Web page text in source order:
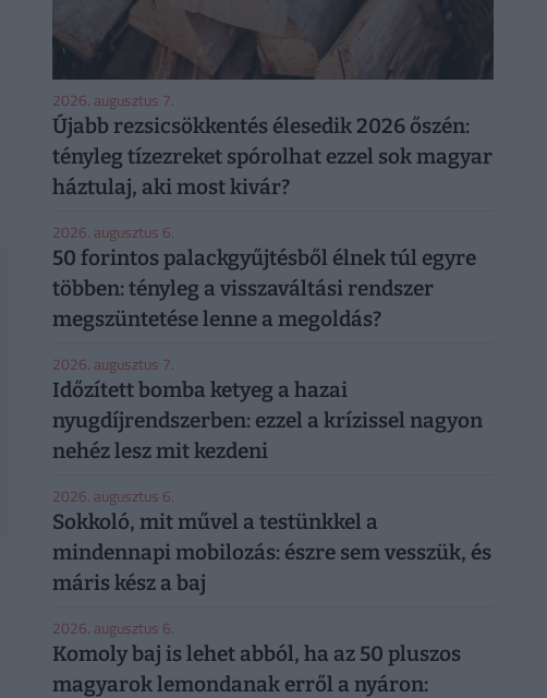
2026. augusztus 7.
Újabb rezsicsökkentés élesedik 2026 őszén:
tényleg tízezreket spórolhat ezzel sok magyar
háztulaj, aki most kivár?
2026. augusztus 6.
50 forintos palackgyűjtésből élnek túl egyre
többen: tényleg a visszaváltási rendszer
megszüntetése lenne a megoldás?
2026. augusztus 7.
Időzített bomba ketyeg a hazai
nyugdíjrendszerben: ezzel a krízissel nagyon
nehéz lesz mit kezdeni
2026. augusztus 6.
Sokkoló, mit művel a testünkkel a
mindennapi mobilozás: észre sem vesszük, és
máris kész a baj
2026. augusztus 6.
Komoly baj is lehet abból, ha az 50 pluszos
magyarok lemondanak erről a nyáron: